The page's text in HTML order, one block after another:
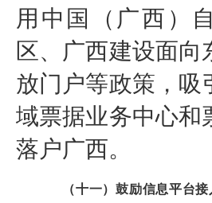
用中国（广西）
区、广西建设面向
放门户等政策，吸
域票据业务中心和
落户广西。
（十一）鼓励信息平台